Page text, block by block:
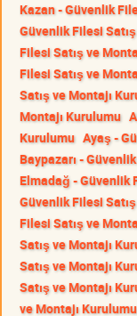
Kazan - Güvenlik
Güvenlik Filesi
Filesi Satış ve
Filesi Satış ve
Satış ve Montajı
Montajı Kurulumu
Kurulumu Ayaş -
Baypazarı -
Elmadağ - Güvenlik
Güvenlik Filesi
Filesi Satış ve
Satış ve Montajı
Satış ve Montajı
Satış ve Montajı
ve Montajı Kurulumu